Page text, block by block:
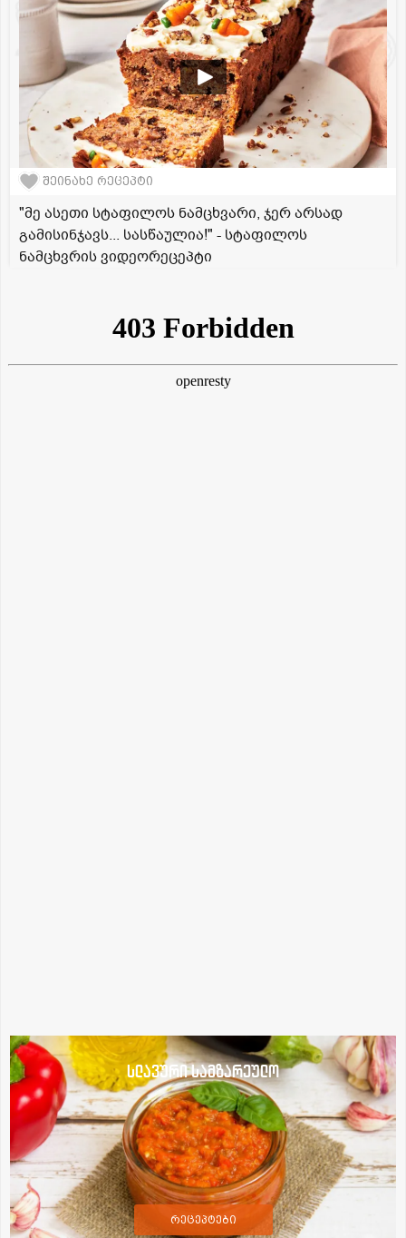
შეინახე რეცეპტი
"მე ასეთი სტაფილოს ნამცხვარი, ჯერ არსად
გამისინჯავს... სასწაულია!" - სტაფილოს
ნამცხვრის ვიდეორეცეპტი
სლავური სამზარეულო
რეცეპტები